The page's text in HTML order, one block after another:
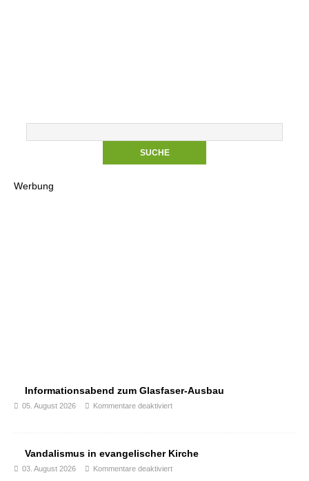
Werbung
Informationsabend zum Glasfaser-Ausbau
05. August 2026 Kommentare deaktiviert
Vandalismus in evangelischer Kirche
03. August 2026 Kommentare deaktiviert